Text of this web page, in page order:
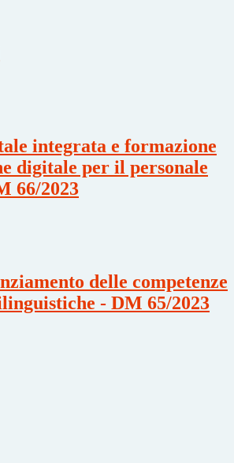
integrata e formazione
digitale per il personale
66/2023
delle competenze
- DM 65/2023